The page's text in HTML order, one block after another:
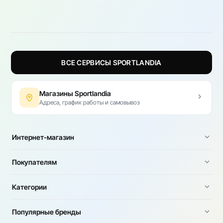
ВСЕ СЕРВИСЫ SPORTLANDIA
Магазины Sportlandia
Адреса, график работы и самовывоз
Интернет-магазин
Покупателям
Категории
Популярные бренды